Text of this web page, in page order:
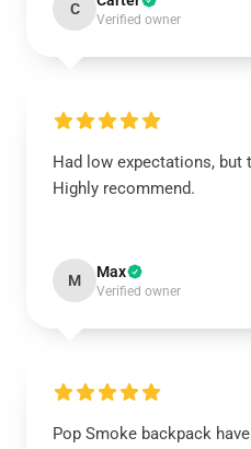
C
Verified owner
Had low expectations, but
Highly recommend.
M Max
Verified owner
Pop Smoke backpack